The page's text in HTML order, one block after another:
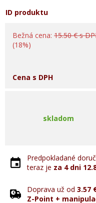
ID produktu
Bežná cena: 15.50 € s
(18%)
Cena s DPH
skladom
Predpokladané
teraz je za 4 dni
Doprava už od 3.57
Z-Point +